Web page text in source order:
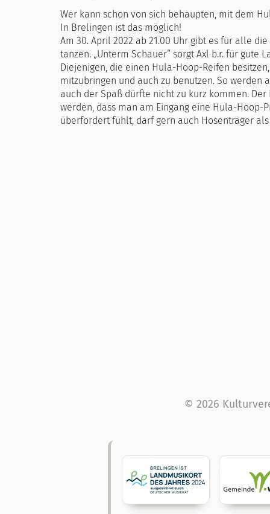
Wer kann schon von sich behaupten, mit dem
In Brelingen ist das möglich!
Am 30. April 2022 ab 21.00 Uhr gibt es für alle
tanzen. „Unterm Schauer“ sorgt Axl b.r. für gute
Diejenigen, die einen Hula-Hoop-Reifen
mitzubringen und auch zu benutzen. So
auch der Spaß dürfte nicht zu kurz kommen.
werden, dass man am Eingang eine Hula-Hoop-
überfordert fühlt, darf gern auch Hosenträger
© 2026